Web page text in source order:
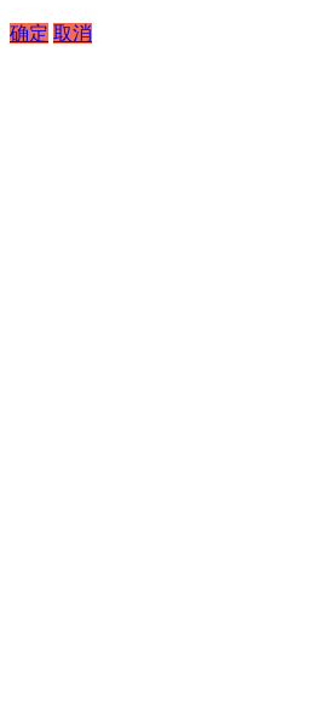
确定 取消